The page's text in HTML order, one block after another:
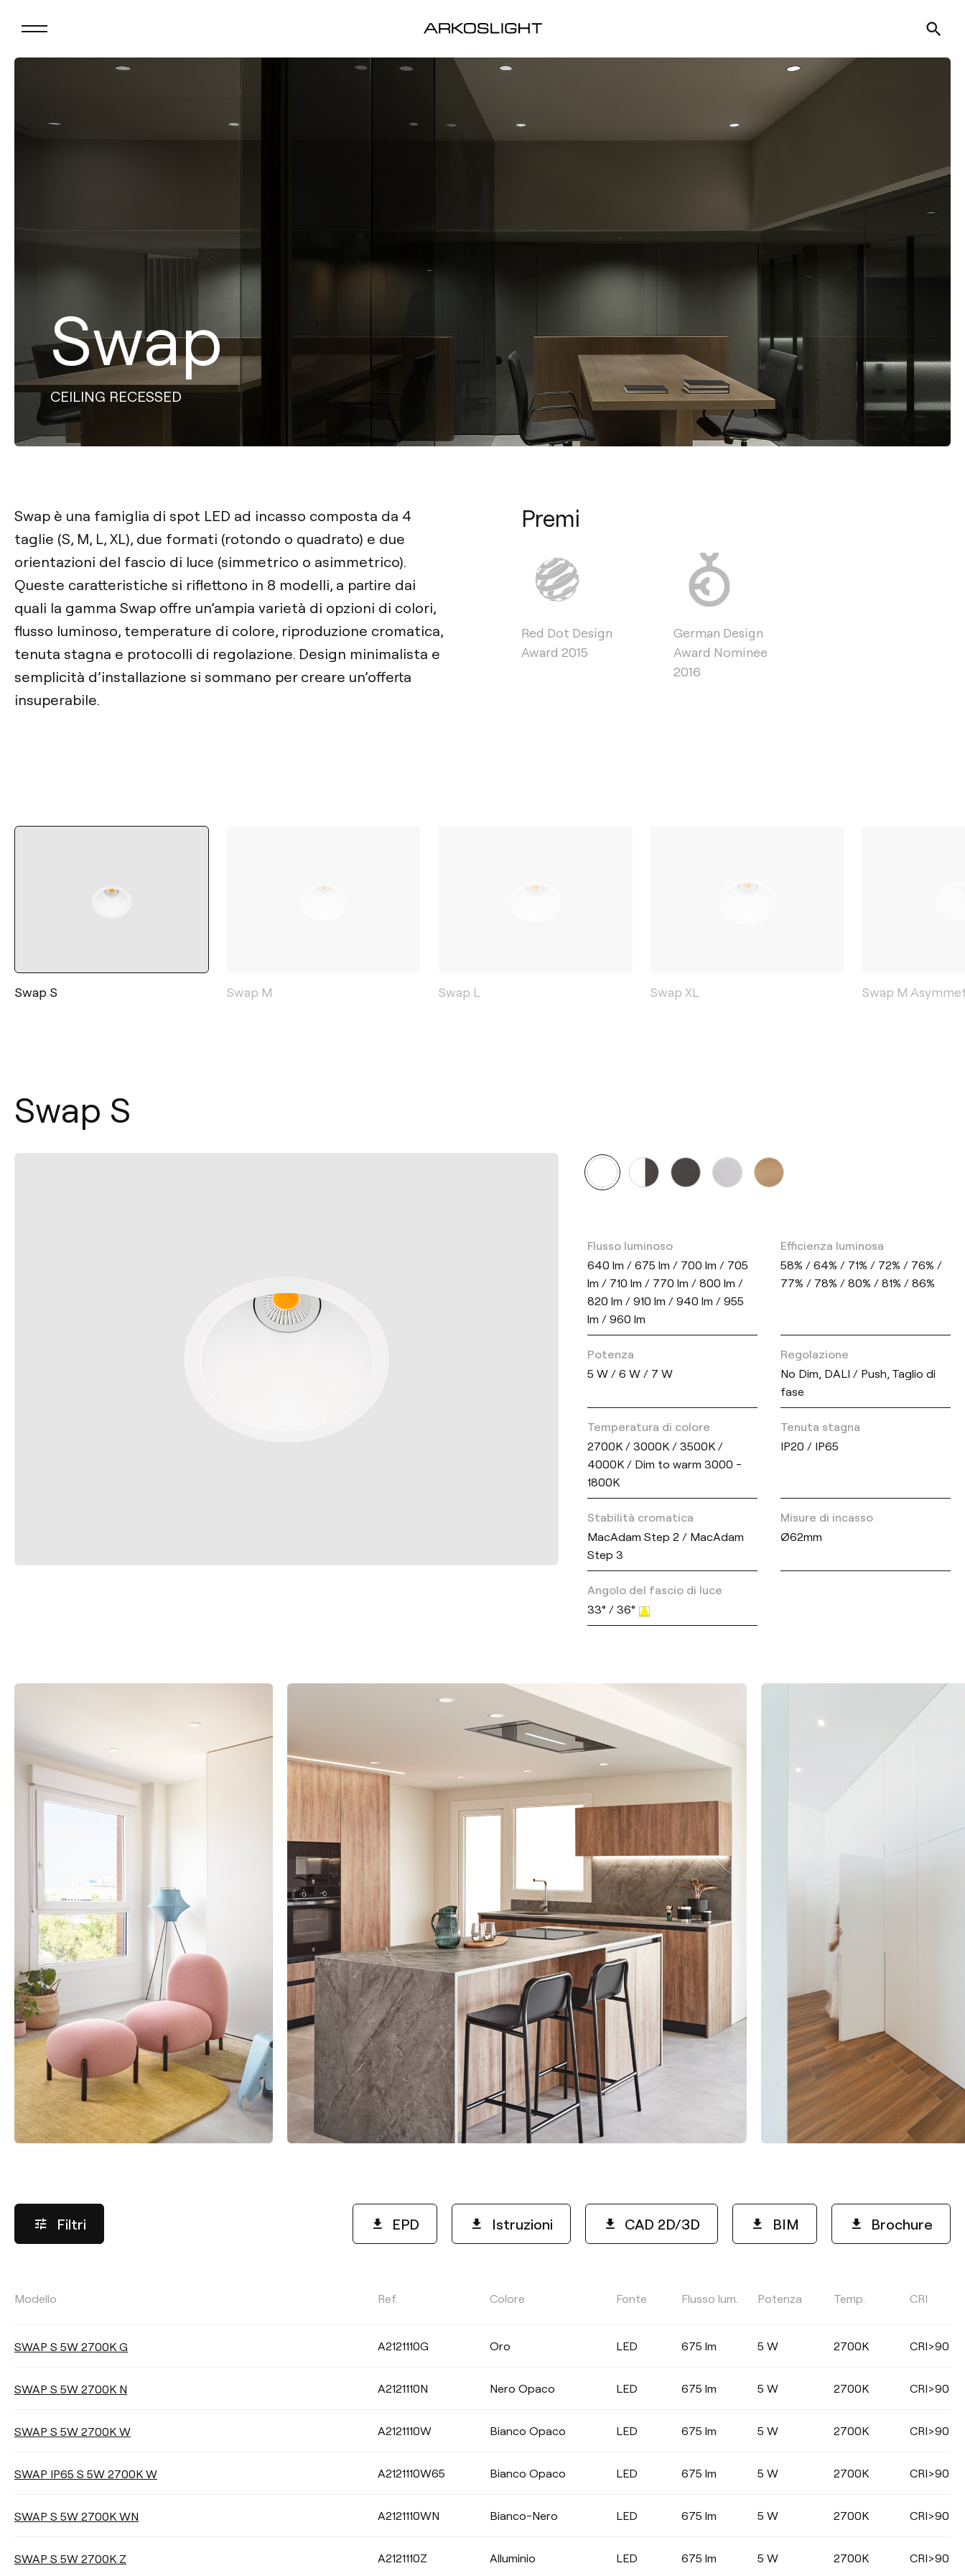
Swap
CEILING RECESSED
Swap è una famiglia di spot LED ad incasso composta da 4
taglie (S, M, L, XL), due formati (rotondo o quadrato) e due
orientazioni del fascio di luce (simmetrico o asimmetrico).
Queste caratteristiche si riflettono in 8 modelli, a partire dai
quali la gamma Swap offre un’ampia varietà di opzioni di colori,
flusso luminoso, temperature di colore, riproduzione cromatica,
tenuta stagna e protocolli di regolazione. Design minimalista e
semplicità d’installazione si sommano per creare un’offerta
insuperabile.
Premi
Red Dot Design
Award 2015
German Design
Award Nominee
2016
Swap S Swap M Swap L Swap XL Swap M
Swap S
Flusso luminoso
640 lm / 675 lm / 700 lm / 705
lm / 710 lm / 770 lm / 800 lm /
820 lm / 910 lm / 940 lm / 955
lm / 960 lm
Efficienza luminosa
58% / 64% / 71% / 72% / 76% /
77% / 78% / 80% / 81% / 86%
Potenza
5 W / 6 W / 7 W
Regolazione
No Dim, DALI / Push, Taglio di
fase
Temperatura di colore
2700K / 3000K / 3500K /
4000K / Dim to warm 3000 -
1800K
Tenuta stagna
IP20 / IP65
Stabilità cromatica
MacAdam Step 2 / MacAdam
Step 3
Misure di incasso
Ø62mm
Angolo del fascio di luce
33° / 36°
Filtri EPD Istruzioni CAD 2D/3D BIM Brochure
FLUSSO LUMINOSO
Selezionare
POTENZA
Selezionare
TEMPERATURA DI COLORE
Selezionare
EFFICIENZA LUMINOSA
Selezionare
ANGOLO DEL FASCIO DI LUCE
Modello Ref. Colore Fonte Flusso lum. Potenza Temp. CRI
SWAP S 5W 2700K G A2121110G Oro LED 675 lm 5 W 2700K CRI>90
SWAP S 5W 2700K N A2121110N Nero Opaco LED 675 lm 5 W 2700K CRI>90
SWAP S 5W 2700K W A2121110W Bianco Opaco LED 675 lm 5 W 2700K CRI>90
SWAP IP65 S 5W 2700K W A2121110W65 Bianco Opaco LED 675 lm 5 W 2700K CRI>90
SWAP S 5W 2700K WN A2121110WN Bianco-Nero LED 675 lm 5 W 2700K CRI>90
SWAP S 5W 2700K Z A2121110Z Alluminio LED 675 lm 5 W 2700K CRI>90